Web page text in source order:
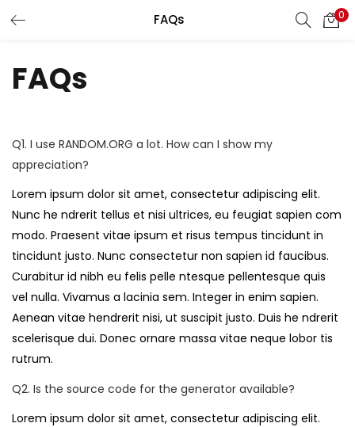
FAQs 0
Enter your username and password to login.
Remember me
Login
Lost password?
FAQs
Q1. I use RANDOM.ORG a lot. How can I show my
appreciation?
Lorem ipsum dolor sit amet, consectetur adipiscing elit.
Nunc he ndrerit tellus et nisi ultrices, eu feugiat sapien com
modo. Praesent vitae ipsum et risus tempus tincidunt in
tincidunt justo. Nunc consectetur non sapien id faucibus.
Curabitur id nibh eu felis pelle ntesque pellentesque quis
vel nulla. Vivamus a lacinia sem. Integer in enim sapien.
Aenean vitae hendrerit nisi, ut suscipit justo. Duis he ndrerit
scelerisque dui. Donec ornare massa vitae neque lobor tis
rutrum.
Q2. Is the source code for the generator available?
Lorem ipsum dolor sit amet, consectetur adipiscing elit.